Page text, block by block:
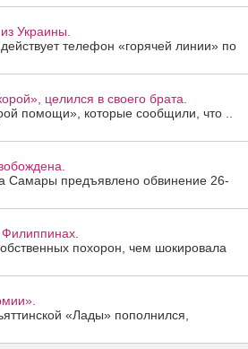
Украины.
телефон «горячей линии» по
целился в своего брата.
помощи», которые сообщили, что ..
Самары предъявлено обвинение 26-
похорон, чем шокировала
«Лады» пополнился,